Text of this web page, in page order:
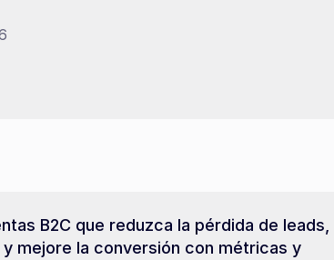
B2C que reduzca la pérdida de leads,
mejore la conversión con métricas y